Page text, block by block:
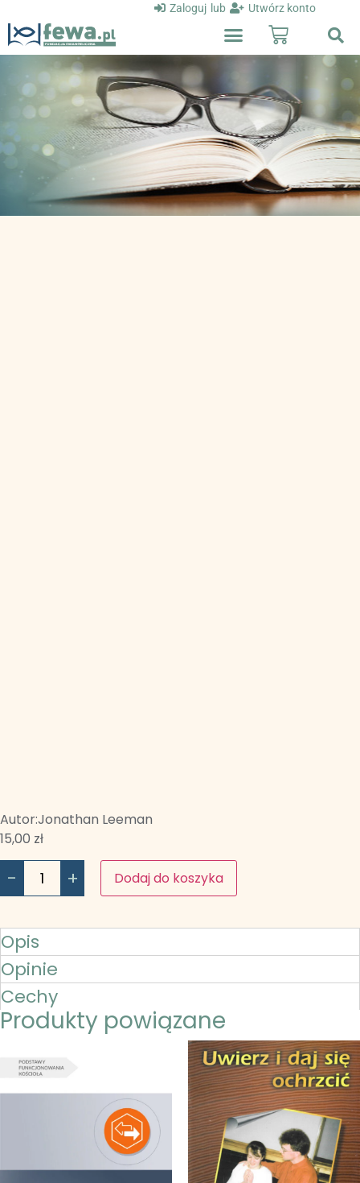
Zaloguj lub Utwórz konto
Autor:Jonathan Leeman
15,00 zł
- + Dodaj do koszyka
Opis
Opinie
Cechy
Produkty powiązane